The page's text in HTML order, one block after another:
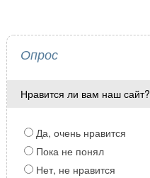
Опрос
Нравится ли вам наш сайт?
Да, очень нравится
Пока не понял
Нет, не нравится